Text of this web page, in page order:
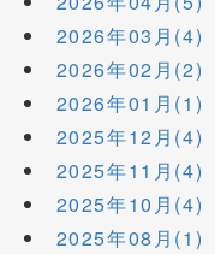
2026年03月(4)
2026年02月(2)
2026年01月(1)
2025年12月(4)
2025年11月(4)
2025年10月(4)
2025年08月(1)